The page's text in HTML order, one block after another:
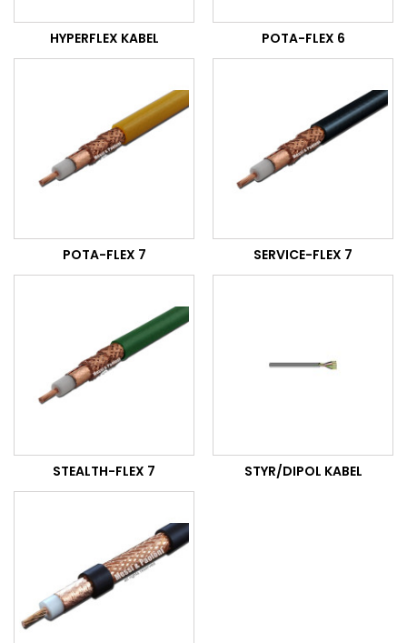
HYPERFLEX KABEL POTA-FLEX 6
POTA-FLEX 7 SERVICE-FLEX 7
STEALTH-FLEX 7 STYR/DIPOL KABEL